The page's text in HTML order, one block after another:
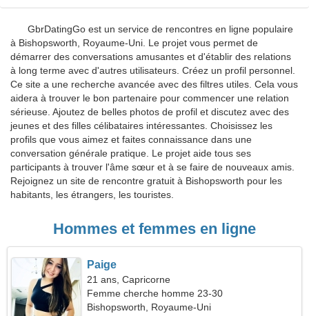
GbrDatingGo est un service de rencontres en ligne populaire
à Bishopsworth, Royaume-Uni. Le projet vous permet de
démarrer des conversations amusantes et d'établir des relations
à long terme avec d'autres utilisateurs. Créez un profil personnel.
Ce site a une recherche avancée avec des filtres utiles. Cela vous
aidera à trouver le bon partenaire pour commencer une relation
sérieuse. Ajoutez de belles photos de profil et discutez avec des
jeunes et des filles célibataires intéressantes. Choisissez les
profils que vous aimez et faites connaissance dans une
conversation générale pratique. Le projet aide tous ses
participants à trouver l'âme sœur et à se faire de nouveaux amis.
Rejoignez un site de rencontre gratuit à Bishopsworth pour les
habitants, les étrangers, les touristes.
Hommes et femmes en ligne
Paige
21 ans, Capricorne
Femme cherche homme 23-30
Bishopsworth, Royaume-Uni